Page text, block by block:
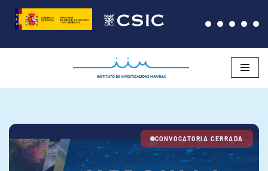
Saltar
al
CONVOCATORIA CERRADA